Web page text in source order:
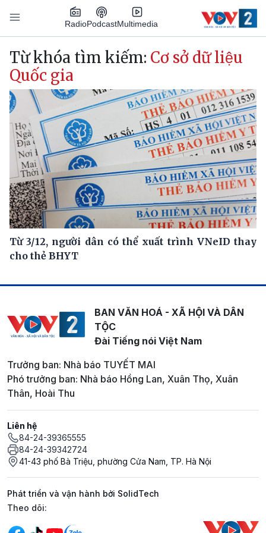
Nhảy đến nội dung
RadioPodcastMultimedia
Main navigation
Từ khóa tìm kiếm: Cơ sở dữ liệu
Quốc gia
Từ 3/12, người dân có thể xuất trình VNeID thay
cho thẻ BHYT
BAN VĂN HOÁ - XÃ HỘI VÀ DÂN
TỘC
Đài Tiếng nói Việt Nam
Trưởng ban: Nhà báo TUYẾT MAI
Phó trưởng ban: Nhà báo Hồng Lan, Xuân Thọ, Xuân
Thân, Hoài Thu
Liên hệ
84-24-39365555
84-24-39342724
41-43 phố Bà Triệu, phường Cửa Nam, TP. Hà Nội
Phát triển và vận hành bởi SolidTech
Mạng xã hội
Theo dõi: